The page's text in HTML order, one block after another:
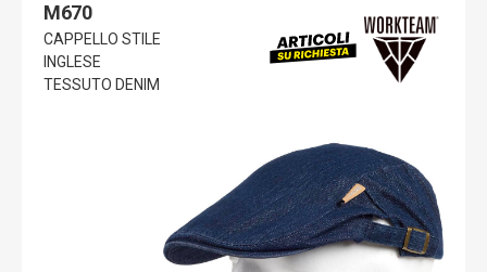
M670
CAPPELLO STILE
INGLESE
TESSUTO DENIM